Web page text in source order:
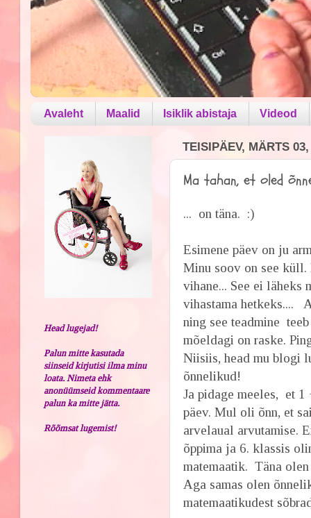
Avaleht Maalid Isiklik abistaja Videod
TEISIPÄEV, MÄRTS
Ma tahan, et oled
... on täna. :)
Esimene päev on ju
Minu soov on see küll.
vihane... See ei
vihastama hetkeks....
ning see teadmine
mõeldagi on raske.
Niisiis, head mu blogi
õnnelikud!
Ja pidage meeles, et
päev. Mul oli õnn, et
arvelaual arvutamise.
õppima ja 6. klassis
matemaatik. Täna
Aga samas olen
matemaatikudest
Head lugejad!
Palun mitte kasutada
siinseid kirjutisi ilma minu
loata. Nimeta ehk
anonüümseid kommentaare
palun ka mitte jätta.
Rõõmsat lugemist!